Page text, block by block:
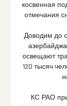
косвенная
отмечания
Доводим до
освещают
120 тысяч
КС РАО